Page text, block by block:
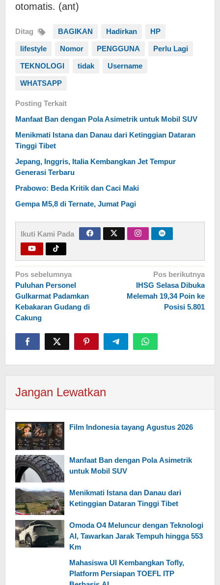
otomatis. (ant)
Ditag BAGIKAN Hadirkan HP
lifestyle Nomor PENGGUNA Perlu Lagi
TEKNOLOGI tidak Username
WHATSAPP
Posting Terkait
Manfaat Ban dengan Pola Asimetrik untuk Mobil SUV
Menikmati Istana dan Danau dari Ketinggian Dataran
Tinggi Tibet
Jepang, Inggris, Italia Kembangkan Jet Tempur
Generasi Terbaru
Prabowo: Beda Kritik dan Caci Maki
Gempa M5,8 di Ternate, Jumat Pagi
Ikuti Kami Pada
Navigasi
pos
Pos sebelumnya
Puluhan Personel
Gulkarmat Padamkan
Kebakaran Gudang di
Cakung
Pos berikutnya
IHSG Selasa Dibuka
Melemah 19,34 Poin ke
Posisi 5.801
Jangan Lewatkan
Film Indonesia tayang Agustus 2026
Manfaat Ban dengan Pola Asimetrik
untuk Mobil SUV
Menikmati Istana dan Danau dari
Ketinggian Dataran Tinggi Tibet
Omoda O4 Meluncur dengan Teknologi
AI, Tawarkan Jarak Tempuh hingga 553
Km
Mahasiswa UI Kembangkan Tofly,
Platform Persiapan TOEFL ITP